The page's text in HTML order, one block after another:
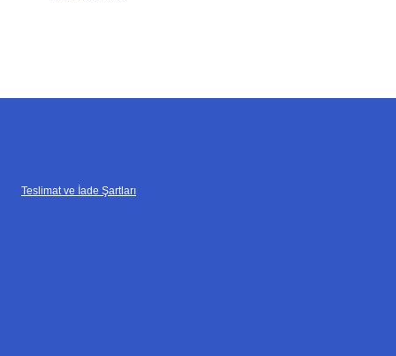
Teslimat ve İade Şartları